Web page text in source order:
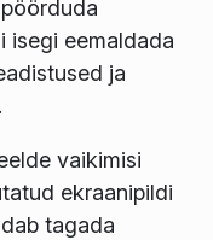
isegi eemaldada
ja
vaikimisi
ekraanipildi
tagada